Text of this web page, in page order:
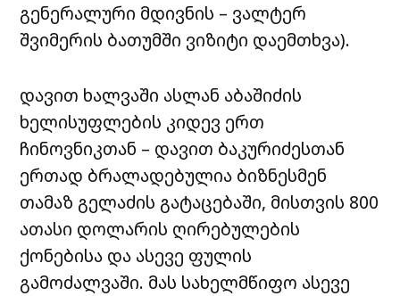
გენერალური მდივნის – ვალტერ
შვიმერის ბათუმში ვიზიტი დაემთხვა).
დავით ხალვაში ასლან აბაშიძის
ხელისუფლების კიდევ ერთ
ჩინოვნიკთან – დავით ბაკურიძესთან
ერთად ბრალადებულია ბიზნესმენ
თამაზ გელაძის გატაცებაში, მისთვის 800
ათასი დოლარის ღირებულების
ქონებისა და ასევე ფულის
გამოძალვაში. მას სახელმწიფო ასევე